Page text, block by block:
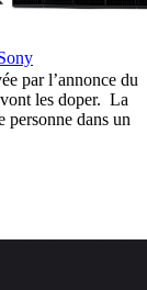
par l’annonce du
les doper. La
personne dans un